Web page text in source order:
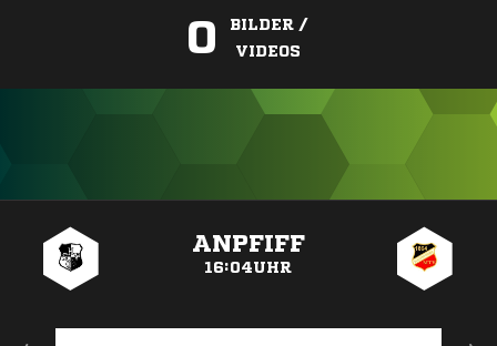
0
BILDER /
VIDEOS
ANPFIFF
16:04UHR